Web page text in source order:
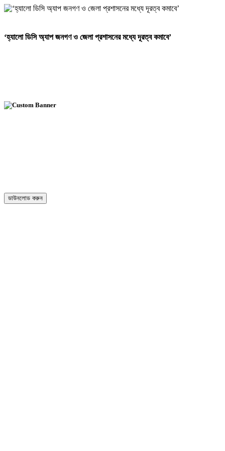
‘হ্যালো ডিসি অ্যাপ জনগণ ও জেলা প্রশাসনের মধ্যে দূরত্ব কমাবে’
ডাউনলোড করুন